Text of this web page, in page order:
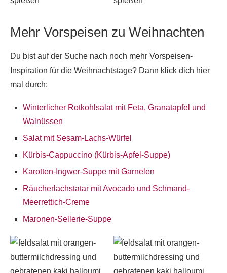
Mehr Vorspeisen zu Weihnachten
Du bist auf der Suche nach noch mehr Vorspeisen-
Inspiration für die Weihnachtstage? Dann klick dich hier
mal durch:
Winterlicher Rotkohlsalat mit Feta, Granatapfel und
Walnüssen
Salat mit Sesam-Lachs-Würfel
Kürbis-Cappuccino (Kürbis-Apfel-Suppe)
Karotten-Ingwer-Suppe mit Garnelen
Räucherlachstatar mit Avocado und Schmand-
Meerrettich-Creme
Maronen-Sellerie-Suppe